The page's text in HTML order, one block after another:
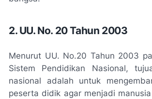
2. UU. No. 20 Tahun 2003
Menurut UU. No.20 Tahun 2003
Sistem Pendidikan Nasional,
nasional adalah untuk
peserta didik agar menjadi